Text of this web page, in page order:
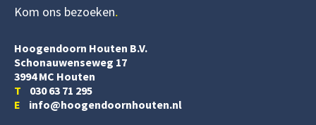
Kom ons bezoeken
Hoogendoorn Houten B.V.
Schonauwenseweg 17
3994 MC Houten
T 030 63 71 295
E info@hoogendoornhouten.nl